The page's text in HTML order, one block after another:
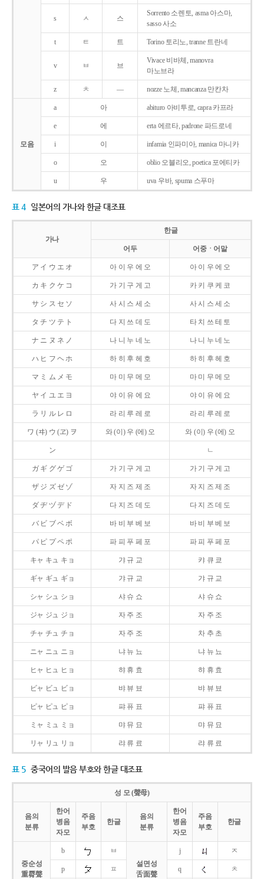
s ㅅ 스
Sorrento 소렌토, asma 아스마,
sasso 사소
t ㅌ 트 Torino 토리노, tranne 트란네
v ㅂ 브
Vivace 비바체, manovra
마노브라
z ㅊ ― nozze 노체, mancanza 만칸차
모음
a 아 abituro 아비투로, capra 카프라
e 에 erta 에르타, padrone 파드로네
i 이 infamia 인파미아, manica 마니카
o 오 oblio 오블리오, poetica 포에티카
u 우 uva 우바, spuma 스푸마
표 4 일본어의 가나와 한글 대조표
가나
한글
어두 어중ㆍ어말
ア イ ウ エ オ 아 이 우 에 오 아 이 우 에 오
カ キ ク ケ コ 가 기 구 게 고 카 키 쿠 케 코
サ シ ス セ ソ 사 시 스 세 소 사 시 스 세 소
タ チ ツ テ ト 다 지 쓰 데 도 타 치 쓰 테 토
ナ ニ ヌ ネ ノ 나 니 누 네 노 나 니 누 네 노
ハ ヒ フ ヘ ホ 하 히 후 헤 호 하 히 후 헤 호
マ ミ ム メ モ 마 미 무 메 모 마 미 무 메 모
ヤ イ ユ エ ヨ 야 이 유 에 요 야 이 유 에 요
ラ リ ル レ ロ 라 리 루 레 로 라 리 루 레 로
ワ (ヰ) ウ (ヱ) ヲ 와 (이) 우 (에) 오 와 (이) 우 (에) 오
ン ㄴ
ガ ギ グ ゲ ゴ 가 기 구 게 고 가 기 구 게 고
ザ ジ ズ ゼ ゾ 자 지 즈 제 조 자 지 즈 제 조
ダ ヂ ヅ デ ド 다 지 즈 데 도 다 지 즈 데 도
バ ビ ブ ベ ボ 바 비 부 베 보 바 비 부 베 보
パ ピ プ ペ ポ 파 피 푸 페 포 파 피 푸 페 포
キャ キュ キョ 갸 규 교 캬 큐 쿄
ギャ ギュ ギョ 갸 규 교 갸 규 교
シャ シュ ショ 샤 슈 쇼 샤 슈 쇼
ジャ ジュ ジョ 자 주 조 자 주 조
チャ チュ チョ 자 주 조 차 추 초
ニャ ニュ ニョ 냐 뉴 뇨 냐 뉴 뇨
ヒャ ヒュ ヒョ 햐 휴 효 햐 휴 효
ビャ ビュ ビョ 뱌 뷰 뵤 뱌 뷰 뵤
ピャ ピュ ピョ 퍄 퓨 표 퍄 퓨 표
ミャ ミュ ミョ 먀 뮤 묘 먀 뮤 묘
リャ リュ リョ 랴 류 료 랴 류 료
표 5 중국어의 발음 부호와 한글 대조표
성 모 (聲母)
음의
분류
한어
병음
자모
주음
부호
한글
음의
분류
한어
병음
자모
주음
부호
한글
중순성
重脣聲
b
ㅂ
설면성
舌面聲
j ㅈ
p ㅍ q ㅊ